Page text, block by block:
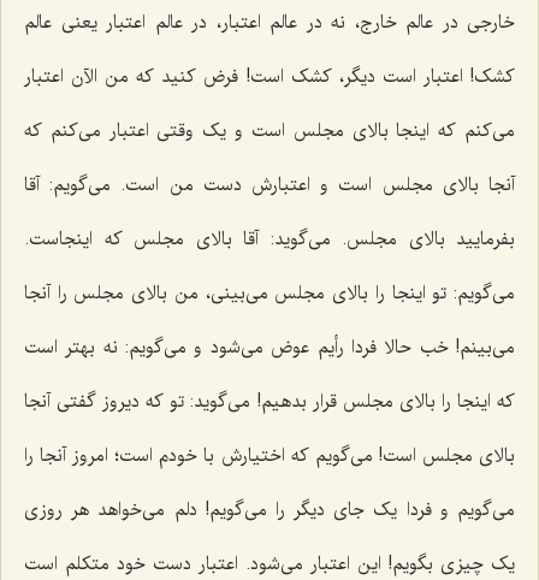
خارجى در عالم خارج، نه در عالم اعتبار، در عالم اعتبار یعنى عالم
کشک! اعتبار است دیگر، کشک است! فرض کنید که من الآن اعتبار
مى‌کنم که اینجا بالاى مجلس است و یک وقتى اعتبار مى‌کنم که
آنجا بالاى مجلس است و اعتبارش دست من است. مى‌گویم: آقا
بفرمایید بالاى مجلس. مى‌گوید: آقا بالاى مجلس که اینجاست.
مى‌گویم: تو اینجا را بالای مجلس مى‌بینى، من بالاى مجلس را آنجا
مى‌بینم! خب حالا فردا رأیم عوض مى‌شود و مى‌گویم: نه بهتر است
که اینجا را بالاى مجلس قرار بدهیم! می‌گوید: تو که دیروز گفتی آنجا
بالای مجلس است! می‌گویم که اختیارش با خودم است؛ امروز آنجا را
می‌گویم و فردا یک جای دیگر را می‌گویم! دلم مى‌خواهد هر روزى
یک چیزى بگویم! این اعتبار مى‌شود. اعتبار دست خود متکلم است